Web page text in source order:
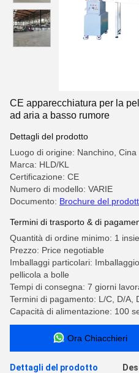
CE apparecchiatura per la
ad aria a basso rumore
Dettagli del prodotto
Luogo di origine: Nanchino, Cina
Marca: HLD/KL
Certificazione: CE
Numero di modello: VARIE
Documento: Brochure del
Termini di trasporto & di
Quantità di ordine minimo: 1
Prezzo: Price negotiable
Imballaggi particolari:
pellicola a bolle
Tempi di consegna: 7 giorni
Termini di pagamento: L/C, D/A,
Capacità di alimentazione: 100
Ora Chiacchieri
Dettagli del prodotto